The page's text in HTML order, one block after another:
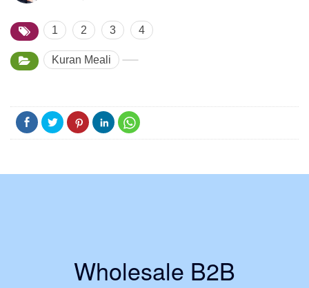
1 2 3 4
Kuran Meali
Wholesale B2B